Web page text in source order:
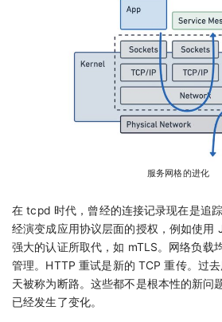
服务网格的进化
在 tcpd 时代，曾经的连接记录现在是追
经演变成应用协议层面的授权，例如使用
强大的认证所取代，如 mTLS。网络负载
管理。HTTP 重试是新的 TCP 重传。过
天被称为断路。这些都不是根本性的新问
已经发生了变化。